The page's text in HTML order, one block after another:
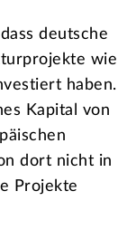
deutsche
wie
haben.
Kapital von
dort nicht in
Projekte